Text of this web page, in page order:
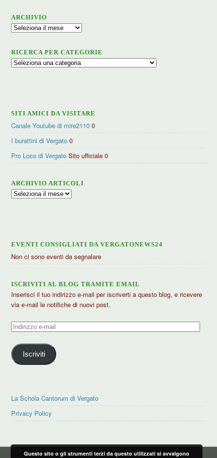
ARCHIVIO
Archivio
RICERCA PER CATEGORIE
Ricerca
SITI AMICI DA VISITARE
Canale Youtube di mire2110 0
I burattini di Vergato 0
Pro Loco di Vergato Sito ufficiale 0
ARCHIVIO ARTICOLI
Archivio
EVENTI CONSIGLIATI DA VERGATONEWS24
Non ci sono eventi da segnalare
ISCRIVITI AL BLOG TRAMITE EMAIL
Inserisci il tuo indirizzo e-mail per iscriverti a questo blog, e ricevere
via e-mail le notifiche di nuovi post.
Indirizzo
mail
Iscriviti
La Schola Cantorum di Vergato
Privacy Policy
Questo sito o gli strumenti terzi da questo utilizzati si avvalgono